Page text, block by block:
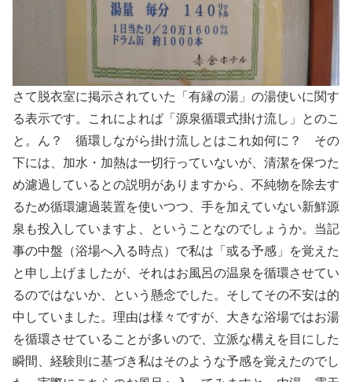
さて脱衣室に掲示されていた「有縁の湯」の湯使いに関す
る表示です。これによれば「源泉循環式掛け流し」とのこ
と。ん？ 循環しながら掛け流しとはこれ如何に？ その
下には、加水・加熱は一切行っていないが、清潔を保つた
め濾過しているとの説明がありますから、不純物を除去す
るため循環濾過装置を使いつつ、手を加えていない新鮮源
泉も投入していますよ、ということなのでしょうか。当記
事の中盤（浴場へ入る時点）で私は「或る予感」を覚えた
と申し上げましたが、それはお風呂の温泉を循環させてい
るのではないか、という懸念でした。そしてその不安は的
中していました。理由は様々ですが、大きな浴場ではお湯
を循環させていることが多いので、立派な構えを目にした
瞬間、経験則に基づき私はそのような予感を覚えたのでし